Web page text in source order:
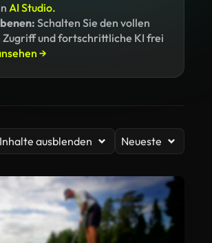
AI Studio.
Schalten Sie den vollen
Zugriff und fortschrittliche KI frei
→
ausblenden Neueste